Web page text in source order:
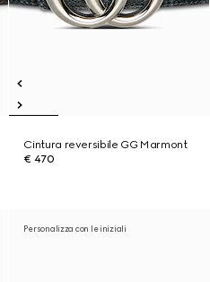
Cintura reversibile GG Marmont
€ 470
Personalizza con le iniziali